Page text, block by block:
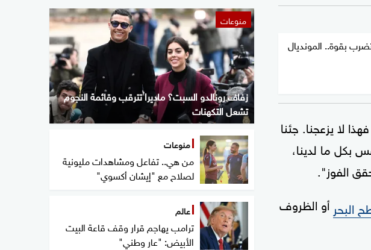
بقوة.. المونديال
المحلي فهذا لا يزعجنا. جئنا
بكل ما لدينا،
الفوز".
البحر أو الظروف
منوعات
زفاف رونالدو السبت؟ ماديرا تترقب وقائمة النجوم
تشعل التكهنات
منوعات
من هي.. تفاعل ومشاهدات مليونية
لصلاح مع "إيشان أكسوي"
عالم
ترامب يهاجم قرار وقف قاعة البيت
الأبيض: "عار وطني"